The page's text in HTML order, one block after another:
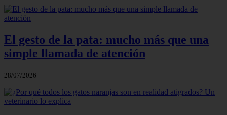
El gesto de la pata: mucho más que una
simple llamada de atención
28/07/2026